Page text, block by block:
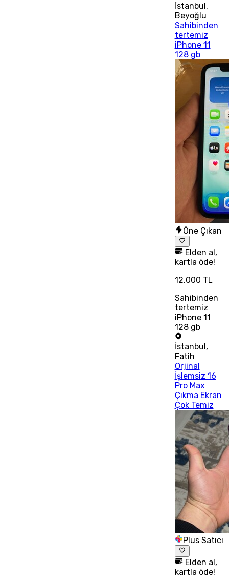
İstanbul,
Beyoğlu
Sahibinden
tertemiz
iPhone 11
128 gb
Öne Çıkan
Elden al,
kartla öde!
12.000 TL
Sahibinden
tertemiz
iPhone 11
128 gb
İstanbul ,
Fatih
Orjinal
İşlemsiz 16
Pro Max
Çıkma Ekran
Çok Temiz
Plus Satıcı
Elden al,
kartla öde!